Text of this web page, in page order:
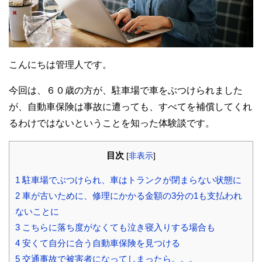
こんにちは管理人です。
今回は、６０歳の方が、駐車場で車をぶつけられました
が、自動車保険は事故に遭っても、すべてを補償してくれ
るわけではないということを知った体験談です。
目次 [非表示]
1 駐車場でぶつけられ、車はトランクが閉まらない状態に
2 車が古いために、修理にかかる金額の3分の1も支払われ
ないことに
3 こちらに落ち度がなくても泣き寝入りする場合も
4 安くて自分に合う自動車保険を見つける
5 交通事故で被害者になってしまったら。。。